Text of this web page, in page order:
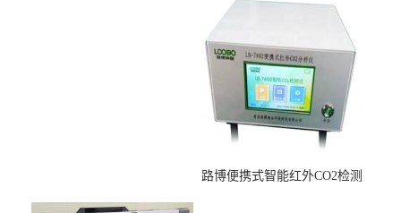
路博便携式智能红外CO2检测